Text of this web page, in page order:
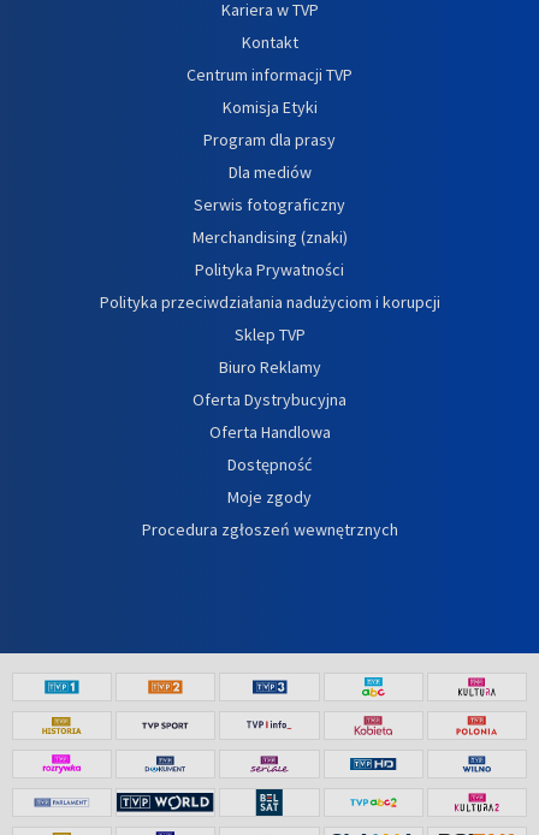
Kariera w TVP
Kontakt
Centrum informacji TVP
Komisja Etyki
Program dla prasy
Dla mediów
Serwis fotograficzny
Merchandising (znaki)
Polityka Prywatności
Polityka przeciwdziałania nadużyciom i korupcji
Sklep TVP
Biuro Reklamy
Oferta Dystrybucyjna
Oferta Handlowa
Dostępność
Moje zgody
Procedura zgłoszeń wewnętrznych